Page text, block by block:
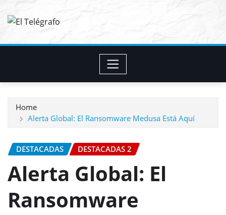
Home
Alerta Global: El Ransomware Medusa Está Aquí
DESTACADAS DESTACADAS 2
Alerta Global: El
Ransomware